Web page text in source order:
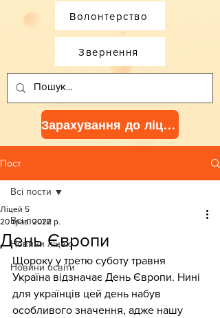
Зарахування до ліцею
Волонтерство
Звернення
Пост
Всі пости
Новини ліцею
Новини освіти
Всі пости
День Європи
Ліцей 5
20 трав. 2022 р.
Щороку у третю суботу травня
Україна відзначає День Європи. Нині
для українців цей день набув
особливого значення, адже нашу